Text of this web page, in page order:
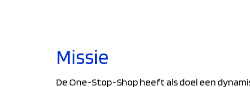
Missie
De One-Stop-Shop heeft als doel een